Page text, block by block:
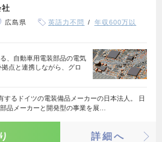
広島県 英語力不問
年収600万以
、自動車用電装部品の電気
点と連携しながら、グロ
するドイツの電装備品メーカーの日本法人。 日
品メーカーと開発型の事業を展…
詳細へ